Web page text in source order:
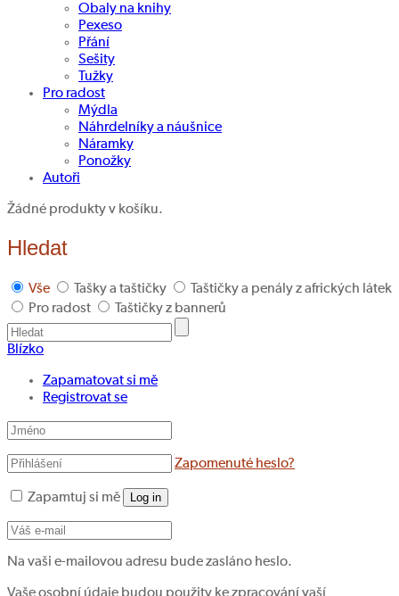
Obaly na knihy
Pexeso
Přání
Sešity
Tužky
Pro radost
Mýdla
Náhrdelníky a náušnice
Náramky
Ponožky
Autoři
Žádné produkty v košíku.
Hledat
Vše Tašky a taštičky
Taštičky a penály z afrických látek
Pro radost
Taštičky z bannerů
Blízko
Zapamatovat si mě
Registrovat se
Zapomenuté heslo?
Zapamtuj si mě Log in
Na vaši e-mailovou adresu bude zasláno heslo.